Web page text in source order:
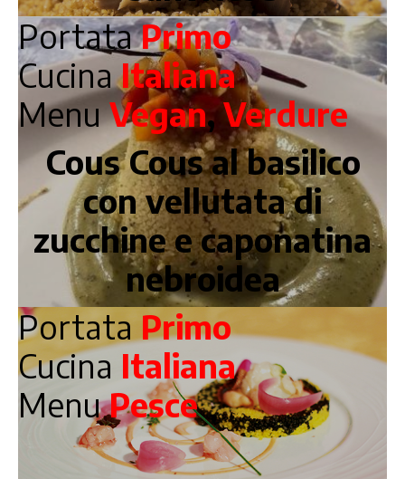
PortataPrimo
CucinaItaliana
MenuVegan,Verdure
Cous Cous al basilico
con vellutata di
zucchine e caponatina
nebroidea
Portata Primo
Cucina Italiana
MenuPesce